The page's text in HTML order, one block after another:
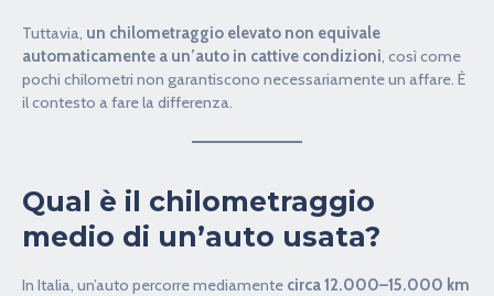
Tuttavia, un chilometraggio elevato non equivale
automaticamente a un’auto in cattive condizioni, così come
pochi chilometri non garantiscono necessariamente un affare. È
il contesto a fare la differenza.
Qual è il chilometraggio
medio di un’auto usata?
In Italia, un’auto percorre mediamente circa 12.000–15.000 km